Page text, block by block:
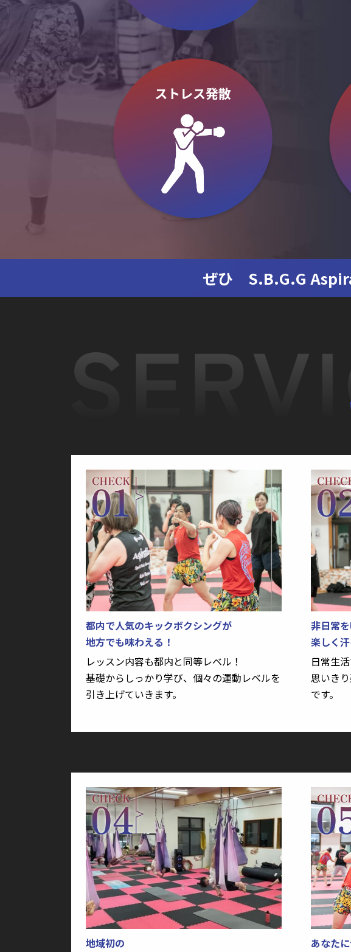
ぜひ S.B.G.G
都内で人気のキックボクシングが
地方でも味わえる！
レッスン内容も都内と同等レベル！
基礎からしっかり学び、個々の運動レベルを
引き上げていきます。
非日常
楽しく
日常生
思いき
です。
地域初の あなた